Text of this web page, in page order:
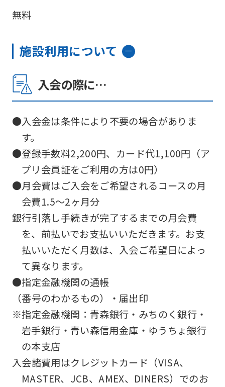
無料
施設利用について
入会の際に…
●入会金は条件により不要の場合がありま
す。
●登録手数料2,200円、カード代1,100円（ア
プリ会員証をご利用の方は0円）
●月会費はご入会をご希望されるコースの月
会費1.5～2ヶ月分
銀行引落し手続きが完了するまでの月会費
を、前払いでお支払いいただきます。お支
払いいただく月数は、入会ご希望日によっ
て異なります。
●指定金融機関の通帳
（番号のわかるもの）・届出印
※指定金融機関：青森銀行・みちのく銀行・
岩手銀行・青い森信用金庫・ゆうちょ銀行
の本支店
入会諸費用はクレジットカード（VISA、
MASTER、JCB、AMEX、DINERS）でのお